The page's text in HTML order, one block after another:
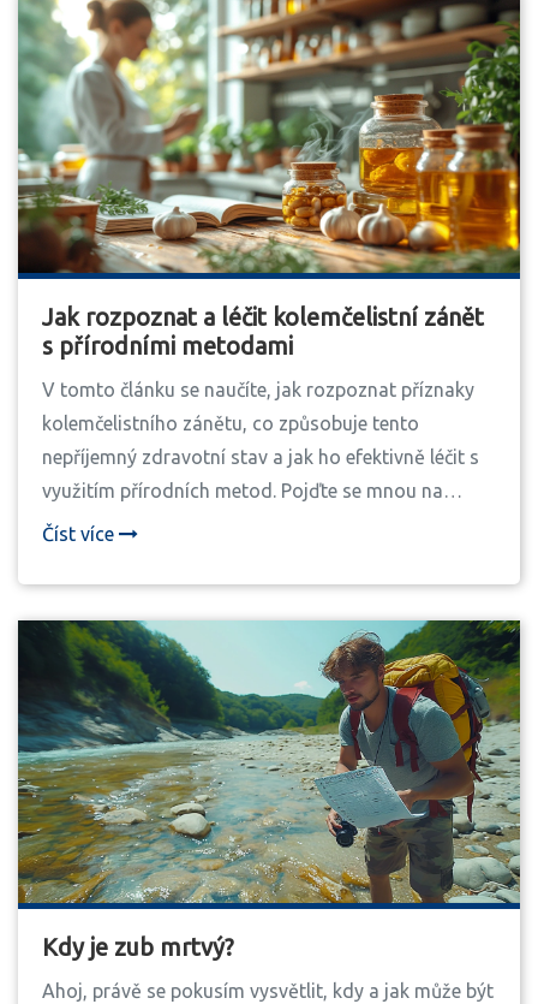
Jak rozpoznat a léčit kolemčelistní zánět
s přírodními metodami
V tomto článku se naučíte, jak rozpoznat příznaky
kolemčelistního zánětu, co způsobuje tento
nepříjemný zdravotní stav a jak ho efektivně léčit s
využitím přírodních metod. Pojďte se mnou na
cestu, na které prozkoumáme tradiční i alternativní
včasné diagnózy pro účinné uzdravení.
Číst více
Kdy je zub mrtvý?
Ahoj, právě se pokusím vysvětlit, kdy a jak může být